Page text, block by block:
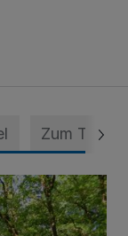
Zum Thema